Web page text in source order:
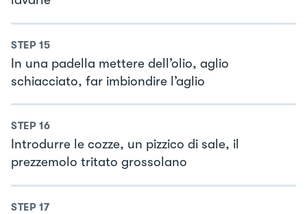
STEP 15
In una padella mettere dell’olio, aglio
schiacciato, far imbiondire l’aglio
STEP 16
Introdurre le cozze, un pizzico di sale, il
prezzemolo tritato grossolano
STEP 17